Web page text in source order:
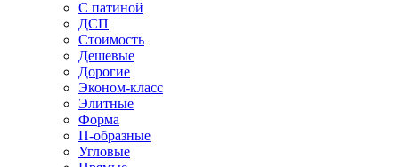
С патиной
ДСП
Стоимость
Дешевые
Дорогие
Эконом-класс
Элитные
Форма
П-образные
Угловые